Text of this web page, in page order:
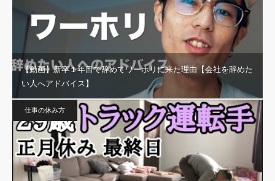
【動画】新卒１年目で辞めてワーホリに来た理由【会社を辞めた
い人へアドバイス】
仕事の休み方